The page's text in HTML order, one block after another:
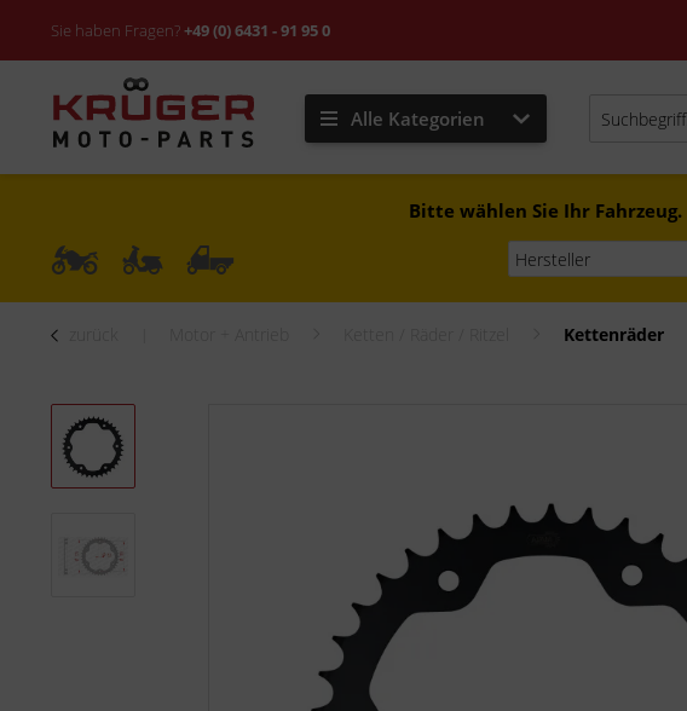
Sie haben Fragen?+49 (0) 6431 - 91 95 0
Alle Kategorien
Bitte wählen Sie Ihr Fahrzeug.
Kettenräder